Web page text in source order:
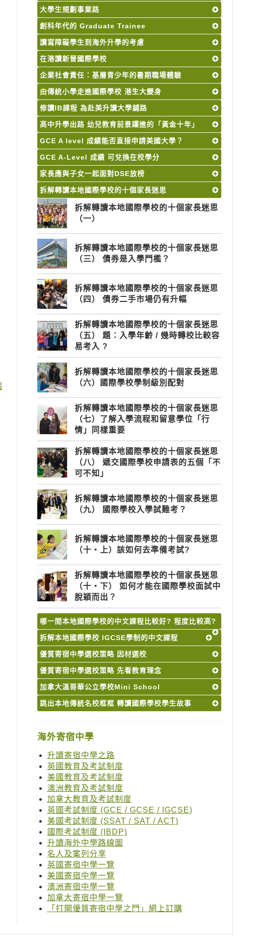
大學生規劃事業路
創科年代的 Graduate Trainee
讀寫障礙學生到海外升學的考慮
在港讀新晉國際學校
企業社會責任：基層青少年的暑期職場體驗
由傳統小學走進國際學校 港生大變身
修讀IB課程 為赴美升讀大學鋪路
高中升學出路 幼兒教育前景躍進的「黃金十年」
GCE A level 成績能否直接申請美國大學？
GCE A-Level 成績 可兌換在校學分
家長應與子女一起面對DSE放榜
拆解轉讀本地國際學校的十個家長迷思
拆解轉讀本地國際學校的十個家長迷思
（一）
拆解轉讀本地國際學校的十個家長迷思
（三） 債券是入學門檻？
拆解轉讀本地國際學校的十個家長迷思
（四） 債券二手市場仍有升幅
拆解轉讀本地國際學校的十個家長迷思
（五） 題：入學年齡 / 幾時轉校比較容
易考入 ?
拆解轉讀本地國際學校的十個家長迷思
（六）國際學校學制級別配對
拆解轉讀本地國際學校的十個家長迷思
（七）了解入學流程和留意學位「行
情」同樣重要
拆解轉讀本地國際學校的十個家長迷思
（八） 遞交國際學校申請表的五個「不
可不知」
拆解轉讀本地國際學校的十個家長迷思
（九） 國際學校入學試難考？
拆解轉讀本地國際學校的十個家長迷思
（十‧上）該如何去準備考試?
拆解轉讀本地國際學校的十個家長迷思
（十‧下） 如何才能在國際學校面試中
脫穎而出？
哪一間本地國際學校的中文課程比較好? 程度比較高?
拆解本地國際學校 IGCSE學制的中文課程
優質寄宿中學選校策略 因材選校
優質寄宿中學選校策略 先看教育理念
加拿大溫哥華公立學校Mini School
跳出本地傳統名校框框 轉讀國際學校學生故事
海外寄宿中學
升讀寄宿中學之路
英國教育及考試制度
美國教育及考試制度
澳洲教育及考試制度
加拿大教育及考試制度
英國考試制度 (GCE / GCSE / IGCSE)
美國考試制度 (SSAT / SAT / ACT)
國際考試制度 (IBDP)
升讀海外中學路線圖
名人及案列分享
英國寄宿中學一覽
美國寄宿中學一覽
澳洲寄宿中學一覽
加拿大寄宿中學一覽
「打開優質寄宿中學之門」網上訂購